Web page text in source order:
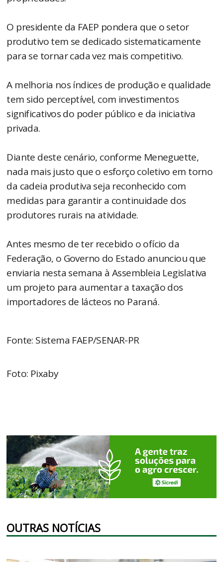
O presidente da FAEP pondera que o setor
produtivo tem se dedicado sistematicamente
para se tornar cada vez mais competitivo.
A melhoria nos índices de produção e qualidade
tem sido perceptível, com investimentos
significativos do poder público e da iniciativa
privada.
Diante deste cenário, conforme Meneguette,
nada mais justo que o esforço coletivo em torno
da cadeia produtiva seja reconhecido com
medidas para garantir a continuidade dos
produtores rurais na atividade.
Antes mesmo de ter recebido o ofício da
Federação, o Governo do Estado anunciou que
enviaria nesta semana à Assembleia Legislativa
um projeto para aumentar a taxação dos
importadores de lácteos no Paraná.
Fonte: Sistema FAEP/SENAR-PR
Foto: Pixaby
OUTRAS NOTÍCIAS